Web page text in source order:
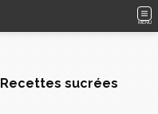
MENU
Recettes sucrées